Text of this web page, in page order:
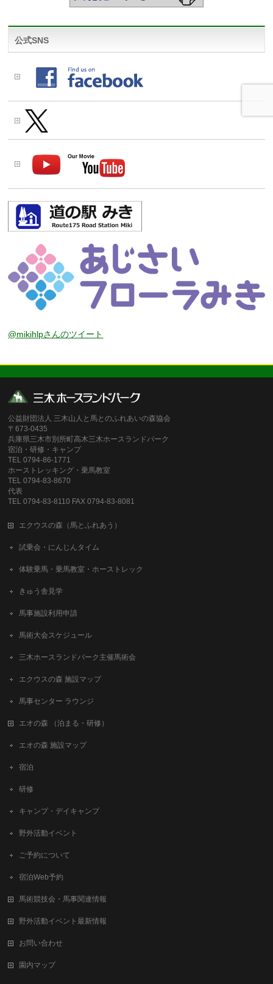
公式SNS
@mikihlpさんのツイート
公益財団法人 三木山人と馬とのふれあいの森協会
〒673-0435
兵庫県三木市別所町高木三木ホースランドパーク
宿泊・研修・キャンプ
TEL 0794-86-1771
ホーストレッキング・乗馬教室
TEL 0794-83-8670
代表
TEL 0794-83-8110 FAX 0794-83-8081
エクウスの森（馬とふれあう）
試乗会・にんじんタイム
体験乗馬・乗馬教室・ホーストレック
きゅう舎見学
馬事施設利用申請
馬術大会スケジュール
三木ホースランドパーク主催馬術会
エクウスの森 施設マップ
馬事センター ラウンジ
エオの森 （泊まる・研修）
エオの森 施設マップ
宿泊
研修
キャンプ・デイキャンプ
野外活動イベント
ご予約について
宿泊Web予約
馬術競技会・馬事関連情報
野外活動イベント最新情報
お問い合わせ
園内マップ